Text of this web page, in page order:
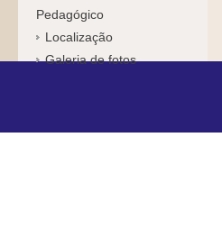
Pedagógico
Localização
Galeria de fotos